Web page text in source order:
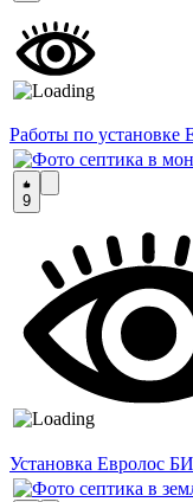
Работы по
9
Установка Евролос